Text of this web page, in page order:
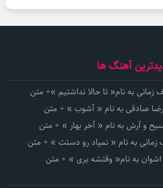
آهنگ ها
به نام« تا حالا نداشتیم »+ متن
صادقی به نام « آشوب » + متن
و آرش به نام « آخر بهار » + متن
به نام « نمیاد رو دستت » + متن
به نام« وقتشه بری » + متن